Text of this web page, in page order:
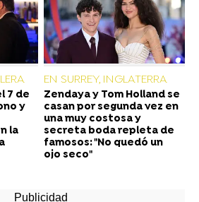
7 de
y
la
EN SURREY, INGLATERRA
Zendaya y Tom Holland se
casan por segunda vez en
una muy costosa y
secreta boda repleta de
famosos: "No quedó un
ojo seco"